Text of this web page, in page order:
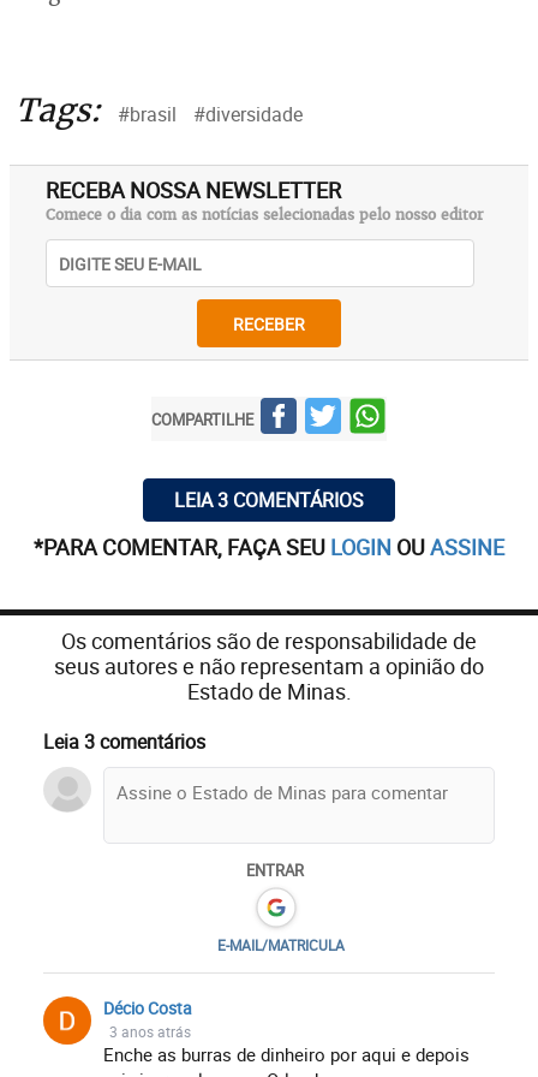
Tags: #brasil #diversidade
RECEBA NOSSA NEWSLETTER
Comece o dia com as notícias selecionadas pelo nosso editor
RECEBER
COMPARTILHE
LEIA 3 COMENTÁRIOS
*PARA COMENTAR, FAÇA SEU LOGIN OUASSINE
Os comentários são de responsabilidade de
seus autores e não representam a opinião do
Estado de Minas.
Leia 3 comentários
ENTRAR
E-MAIL/MATRICULA
Décio Costa
3 anos atrás
Enche as burras de dinheiro por aqui e depois